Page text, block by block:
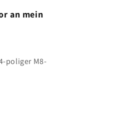
an mein
poliger M8-